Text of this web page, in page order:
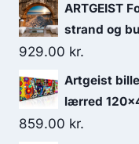
ARTGEIST
strand og
929.00 kr.
Artgeist
lærred
859.00 kr.